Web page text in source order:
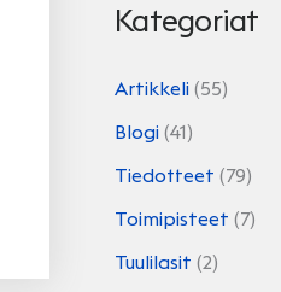
Kategoriat
Artikkeli (55)
Blogi (41)
Tiedotteet (79)
Toimipisteet (7)
Tuulilasit (2)